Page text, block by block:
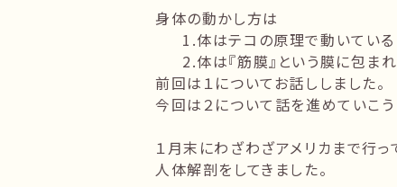
身体の動かし方は
1.体はテコの原理で動いている
2.体は『筋膜』という膜に包ま
前回は１についてお話ししました。
今回は２について話を進めていこう
１月末にわざわざアメリカまで行っ
人体解剖をしてきました。